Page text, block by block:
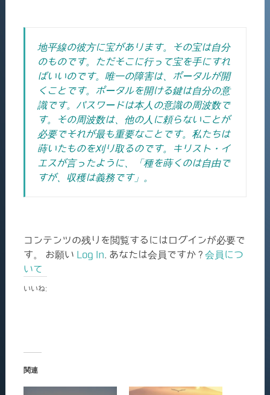
地平線の彼方に宝があります。その宝は自分
のものです。ただそこに行って宝を手にすれ
ばいいのです。唯一の障害は、ポータルが開
くことです。ポータルを開ける鍵は自分の意
識です。パスワードは本人の意識の周波数で
す。
その周波数は、他の人に頼らないことが
必要でそれが最も重要なことです。私たちは
蒔いたものを刈り取るのです。キリスト・イ
エスが言ったように、「種を蒔くのは自由で
すが、収穫は義務です」。
コンテンツの残りを閲覧するにはログインが必要で
す。 お願い Log In . あなたは会員ですか ? 会員につ
いて
いいね:
関連